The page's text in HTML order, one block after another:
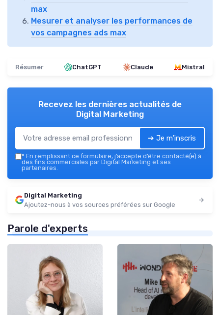
max
Mesurer et analyser les performances de
vos campagnes ads max
Résumer ChatGPT Claude Mistral
Recevez les dernières actualités de
Digital Marketing
➔ Je m'inscris
* En remplissant ce formulaire, j’accepte d’être contacté(e) à
des fins commerciales par Digital Marketing et ses
partenaires.
Digital Marketing
Ajoutez-nous à vos sources préférées sur Google
Parole d'experts